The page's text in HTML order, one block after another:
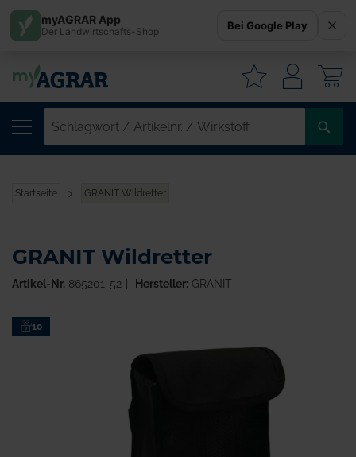
Startseite GRANIT Wildretter
Zum10
GRANIT Wildretter
Artikel-Nr. 865201-52 Hersteller:GRANIT
myAGRAR App
Der Landwirtschafts-Shop Bei Google Play